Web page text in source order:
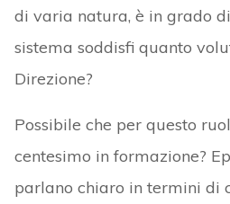
di varia natura, è in grado
sistema soddisfi quanto
Direzione?
Possibile che per questo
centesimo in formazione?
parlano chiaro in termini di